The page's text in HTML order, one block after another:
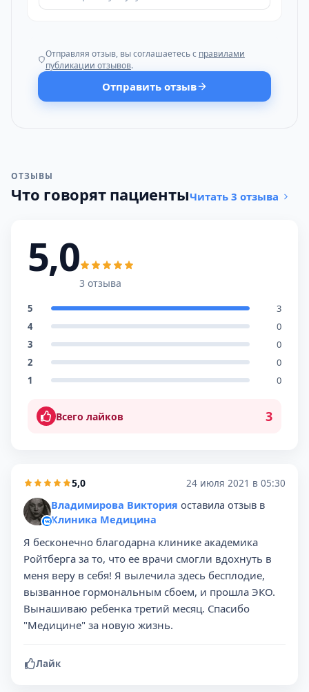
Отправляя отзыв, вы соглашаетесь с правилами
публикации отзывов.
Отправить отзыв
ОТЗЫВЫ
Что говорят пациентыЧитать 3 отзыва
5,0
3 отзыва
5
3
4
0
3
0
2
0
1
0
Всего лайков 3
5,0 24 июля 2021 в 05:30
Владимирова Виктория оставила отзыв в
Клиника Медицина
Я бесконечно благодарна клинике академика
Ройтберга за то, что ее врачи смогли вдохнуть в
меня веру в себя! Я вылечила здесь бесплодие,
вызванное гормональным сбоем, и прошла ЭКО.
Вынашиваю ребенка третий месяц. Спасибо
"Медицине" за новую жизнь.
Лайк